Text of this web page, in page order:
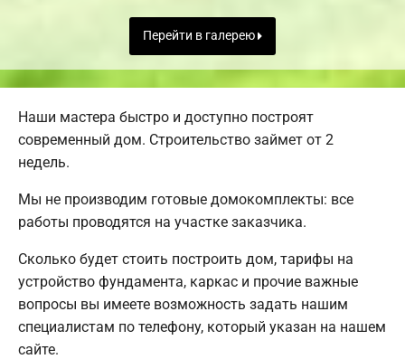
Перейти в галерею
Наши мастера быстро и доступно построят
современный дом. Строительство займет от 2
недель.
Мы не производим готовые домокомплекты: все
работы проводятся на участке заказчика.
Сколько будет стоить построить дом, тарифы на
устройство фундамента, каркас и прочие важные
вопросы вы имеете возможность задать нашим
специалистам по телефону, который указан на нашем
сайте.